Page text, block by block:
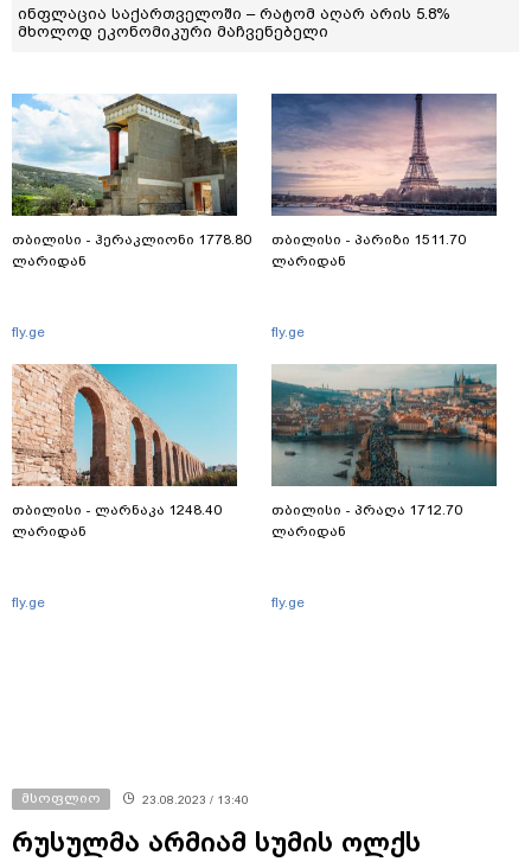
ინფლაცია საქართველოში – რატომ აღარ არის 5.8%
მხოლოდ ეკონომიკური მაჩვენებელი
თბილისი - ჰერაკლიონი 1778.80
ლარიდან
fly.ge
თბილისი - ლარნაკა 1248.40
ლარიდან
fly.ge
თბილისი - პარიზი 1511.70
ლარიდან
fly.ge
თბილისი - პრაღა 1712.70
ლარიდან
fly.ge
მსოფლიო 23.08.2023 / 13:40
რუსულმა არმიამ სუმის ოლქს